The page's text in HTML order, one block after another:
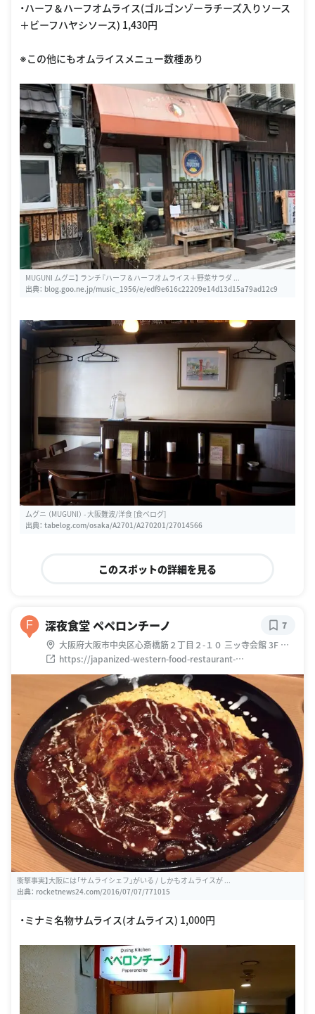
・ハーフ＆ハーフオムライス(ゴルゴンゾーラチーズ入りソース
＋ビーフハヤシソース) 1,430円
※この他にもオムライスメニュー数種あり
MUGUNI ムグニ】 ランチ『ハーフ＆ハーフオムライス＋野菜サラダ ...
出典： blog.goo.ne.jp/music_1956/e/edf9e616c22209e14d13d15a79ad12c9
ムグニ （MUGUNI） - 大阪難波/洋食 [食べログ]
出典： tabelog.com/osaka/A2701/A270201/27014566
このスポットの詳細を見る
F 深夜食堂 ペペロンチーノ
大阪府大阪市中央区心斎橋筋２丁目２-１０ 三ッ寺会館 3F 新
日本
https://japanized-western-food-restaurant-
167.business.site/
7
衝撃事実】大阪には「サムライシェフ」がいる / しかもオムライスが ...
出典： rocketnews24.com/2016/07/07/771015
・ミナミ名物サムライス(オムライス) 1,000円